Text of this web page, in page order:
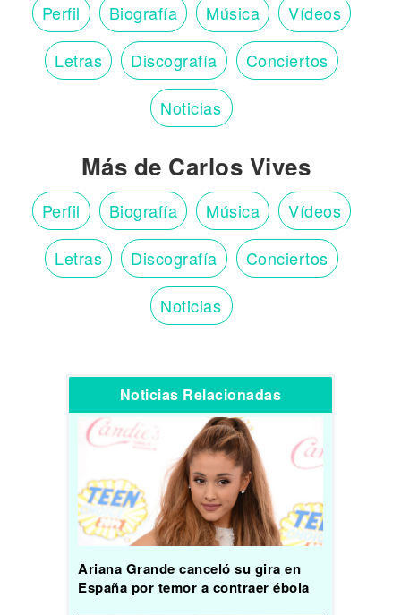
Perfil Biografía Música Vídeos
Letras Discografía Conciertos
Noticias
Más de Carlos Vives
Perfil Biografía Música Vídeos
Letras Discografía Conciertos
Noticias
Noticias Relacionadas
Ariana Grande canceló su gira en
España por temor a contraer ébola